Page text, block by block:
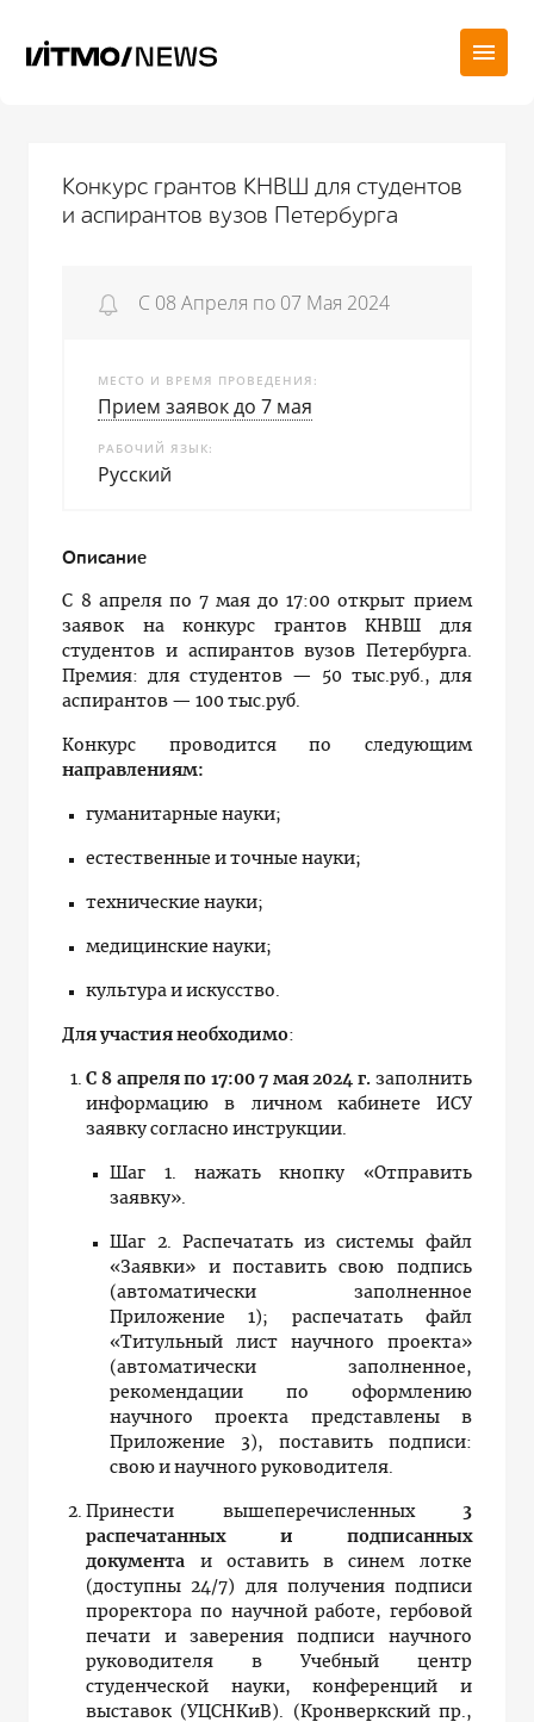
Конкурс грантов КНВШ для студентов
и аспирантов вузов Петербурга
С 08 Апреля по 07 Мая 2024
МЕСТО И ВРЕМЯ ПРОВЕДЕНИЯ
Прием заявок до 7 мая
РАБОЧИЙ ЯЗЫК
Русский
Описание
С 8 апреля по 7 мая до 17:00 открыт прием
заявок на конкурс грантов КНВШ для
студентов и аспирантов вузов Петербурга.
Премия: для студентов — 50 тыс.руб., для
аспирантов — 100 тыс.руб.
Конкурс проводится по следующим
направлениям:
гуманитарные науки;
естественные и точные науки;
технические науки;
медицинские науки;
культура и искусство.
Для участия необходимо:
С 8 апреляпо 17:00 7 мая 2024 г. заполнить
информацию в личном кабинете ИСУ
заявку согласно инструкции.
Шаг 1. нажать кнопку «Отправить
заявку».
Шаг 2. Распечатать из системы файл
«Заявки» и поставить свою подпись
(автоматически заполненное
Приложение 1); распечатать файл
«Титульный лист научного проекта»
(автоматически заполненное,
рекомендации по оформлению
научного проекта представлены в
Приложение 3), поставить подписи:
свою и научного руководителя.
Принести вышеперечисленных
3
распечатанных и подписанных
документа
и оставить в синем лотке
(доступны 24/7) для получения подписи
проректора по научной работе, гербовой
печати и заверения подписи научного
руководителя в Учебный центр
студенческой науки, конференций и
выставок (УЦСНКиВ). (Кронверкский пр.,